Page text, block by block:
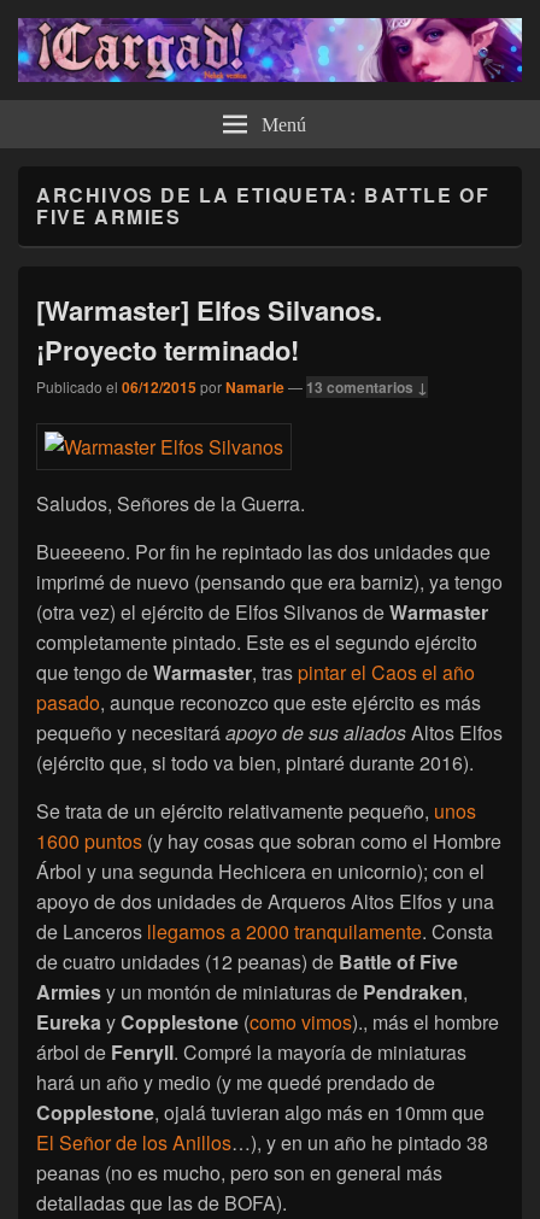
¡Cargad! Menú
ARCHIVOS DE LA ETIQUETA: BATTLE OF
FIVE ARMIES
[Warmaster] Elfos Silvanos.
¡Proyecto terminado!
Publicado el 06/12/2015porNamarie— 13 comentarios ↓
Saludos, Señores de la Guerra.
Bueeeeno. Por fin he repintado las dos unidades que
imprimé de nuevo (pensando que era barniz), ya tengo
(otra vez) el ejército de Elfos Silvanos deWarmaster
completamente pintado. Este es el segundo ejército
que tengo deWarmaster, traspintar el Caos el año
pasado, aunque reconozco que este ejército es más
pequeño y necesitaráapoyo de sus aliadosAltos Elfos
(ejército que, si todo va bien, pintaré durante 2016).
Se trata de un ejército relativamente pequeño, unos
1600 puntos (y hay cosas que sobran como el Hombre
Árbol y una segunda Hechicera en unicornio); con el
apoyo de dos unidades de Arqueros Altos Elfos y una
de Lanceros llegamos a 2000 tranquilamente. Consta
de cuatro unidades (12 peanas) de Battle of Five
Armiesy un montón de miniaturas de Pendraken,
EurekayCopplestone (como vimos)., más el hombre
árbol de Fenryll. Compré la mayoría de miniaturas
hará un año y medio (y me quedé prendado de
Copplestone, ojalá tuvieran algo más en 10mm que
El Señor de los Anillos…), y en un año he pintado 38
peanas (no es mucho, pero son en general más
detalladas que las de BOFA).